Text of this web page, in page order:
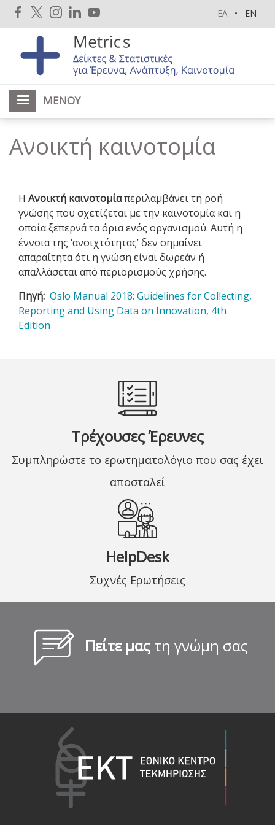
Παράκαμψη
προς
κυρίως
ΕΛ EN
ΜΕΝΟΎ
Ανοικτή καινοτομία
H Ανοικτή καινοτομίαπεριλαμβάνει τη ροή
γνώσης που σχετίζεται με την καινοτομία και η
οποία ξεπερνά τα όρια ενός οργανισμού. Αυτή η
έννοια της ‘ανοιχτότητας’ δεν σημαίνει
απαραίτητα ότι η γνώση είναι δωρεάν ή
απαλλάσεται από περιορισμούς χρήσης.
Πηγή Oslo Manual 2018: Guidelines for Collecting,
Reporting and Using Data on Innovation, 4th
Edition
Τρέχουσες Έρευνες
Συμπληρώστε το ερωτηματολόγιο που σας έχει
αποσταλεί
HelpDesk
Συχνές Ερωτήσεις
Πείτε μας τη γνώμη σας